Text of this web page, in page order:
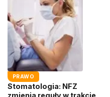
PRAWO
Stomatologia: NFZ